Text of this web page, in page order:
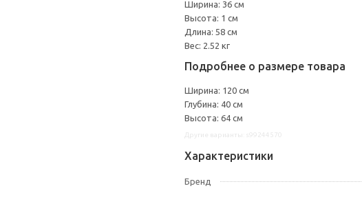
Ширина: 36 см
Высота: 1 см
Длина: 58 см
Вес: 2.52 кг
Подробнее о размере товара
Ширина: 120 см
Глубина: 40 см
Высота: 64 см
Характеристики
Бренд